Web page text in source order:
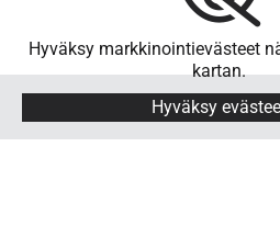
Hyväksy markkinointievästeet
kartan.
Hyväksy